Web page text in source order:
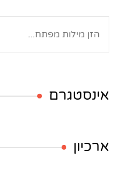
אינסטגרם
ארכיון